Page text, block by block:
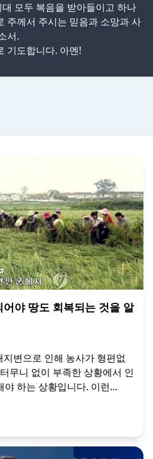
모두 복음을 받아들이고 하나
주께서 주시는 믿음과 소망과 사
서.
기도합니다. 아멘!
야 땅도 회복되는 것을 알
변으로 인해 농사가 형편없
무니 없이 부족한 상황에서 인
하는 상황입니다. 이런...